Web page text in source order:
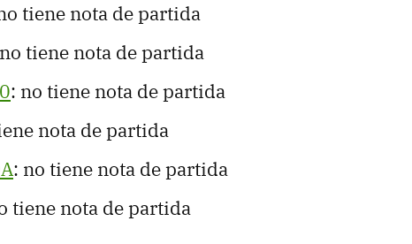
tiene nota de partida
tiene nota de partida
: no tiene nota de partida
nota de partida
: no tiene nota de partida
tiene nota de partida